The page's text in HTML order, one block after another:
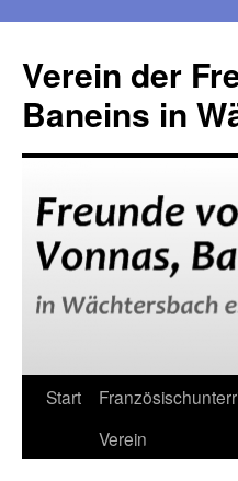
Verein der
Baneins in
Zum
Start
Verein